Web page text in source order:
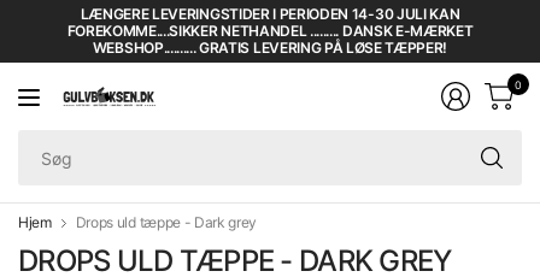
LÆNGERE LEVERINGSTIDER I PERIODEN 14-30 JULI KAN
FOREKOMME....SIKKER NETHANDEL ......... DANSK E-MÆRKET
WEBSHOP.......... GRATIS LEVERING PÅ LØSE TÆPPER!
0
Hjem Drops uld tæppe - Dark grey
DROPS ULD TÆPPE - DARK GREY